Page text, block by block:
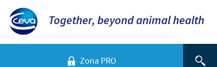
Together, beyond animal health
Zona PRO